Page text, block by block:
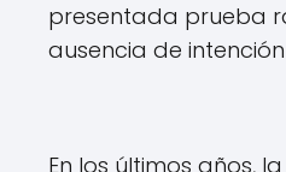
presentada prueba
ausencia de
En los últimos años,